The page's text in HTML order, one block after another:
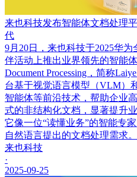
来也科技发布智能体文档处理
代
9月20日，来也科技于2025华
伴活动上推出业界领先的智能
Document Processing，简称
台基于视觉语言模型（VLM）
智能体等前沿技术，帮助企业
式的非结构化文档，显著提升
它像一位“读懂业务”的智能专
自然语言提出的文档处理需求。
来也科技
·
2025-09-25